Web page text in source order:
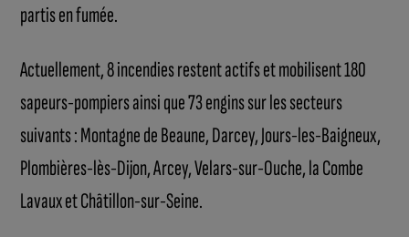
partis en fumée.
Actuellement, 8 incendies restent actifs et mobilisent 180
sapeurs-pompiers ainsi que 73 engins sur les secteurs
suivants : Montagne de Beaune, Darcey, Jours-les-Baigneux,
Plombières-lès-Dijon, Arcey, Velars-sur-Ouche, la Combe
Lavaux et Châtillon-sur-Seine.